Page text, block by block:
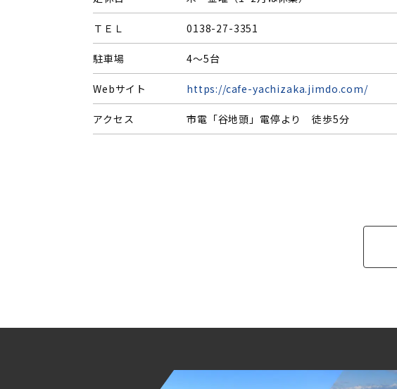
ＴＥＬ 0138-27-3351
駐車場 4〜5台
Webサイト https://cafe-yachizaka.jimdo.com/
アクセス 市電「谷地頭」電停より 徒歩5分